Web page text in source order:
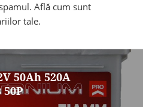
Află cum sunt
tale.
50Ah 520A
50P